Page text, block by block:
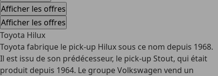
Afficher les offres
Afficher les offres
Toyota Hilux
Toyota fabrique le pick-up Hilux sous ce nom depuis 1968.
Il est issu de son prédécesseur, le pick-up Stout, qui était
produit depuis 1964. Le groupe Volkswagen vend un